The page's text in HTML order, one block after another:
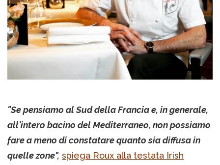
"Se pensiamo al Sud della Francia e, in generale,
all'intero bacino del Mediterraneo, non possiamo
fare a meno di constatare quanto sia diffusa in
quelle zone", spiega Roux alla testata Irish